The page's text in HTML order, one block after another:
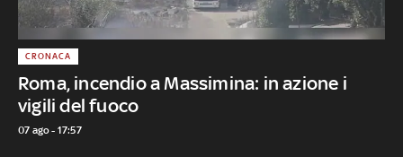
Roma, incendio a Massimina: in azione i
vigili del fuoco
CRONACA
07 ago - 17:57